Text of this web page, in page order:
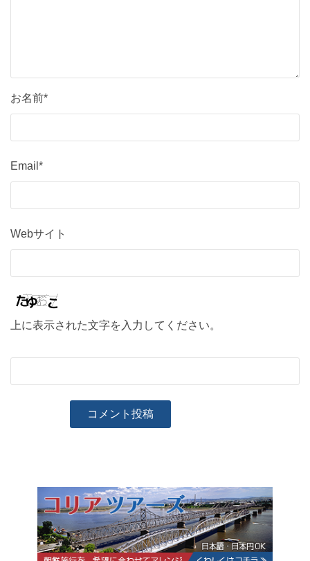
お名前*
Email*
Webサイト
上に表示された文字を入力してください。